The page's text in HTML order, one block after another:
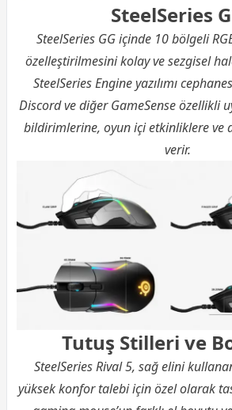
SteelSeries
SteelSeries GG içinde 10 bölgeli
özelleştirilmesini kolay ve sezgisel
SteelSeries Engine yazılımı
Discord ve diğer GameSense özellikli
bildirimlerine, oyun içi etkinliklere ve
verir.
Tutuş Stilleri ve
SteelSeries Rival 5, sağ elini
yüksek konfor talebi için özel olarak